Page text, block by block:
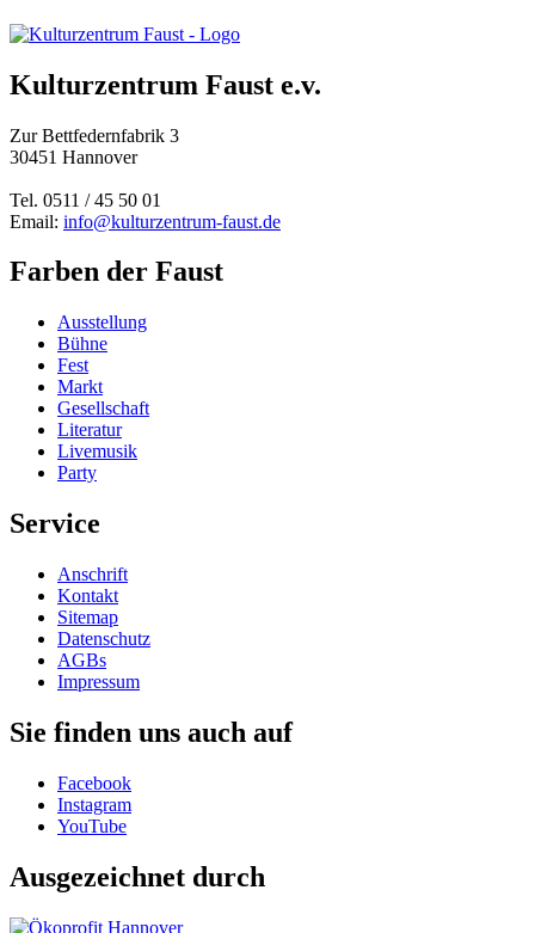
Kulturzentrum Faust e.v.
Zur Bettfedernfabrik 3
30451 Hannover
Tel. 0511 / 45 50 01
Email: info@kulturzentrum-faust.de
Farben der Faust
Ausstellung
Bühne
Fest
Markt
Gesellschaft
Literatur
Livemusik
Party
Service
Anschrift
Kontakt
Sitemap
Datenschutz
AGBs
Impressum
Sie finden uns auch auf
Facebook
Instagram
YouTube
Ausgezeichnet durch